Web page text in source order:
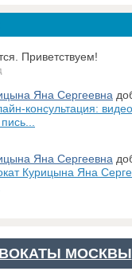
Приветствуем!
Яна Сергеевна
консультация:
Яна Сергеевна
Курицына Яна
МОСКВЫ